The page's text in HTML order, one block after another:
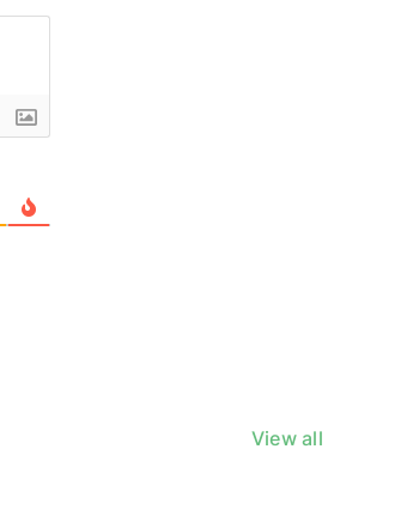
View all